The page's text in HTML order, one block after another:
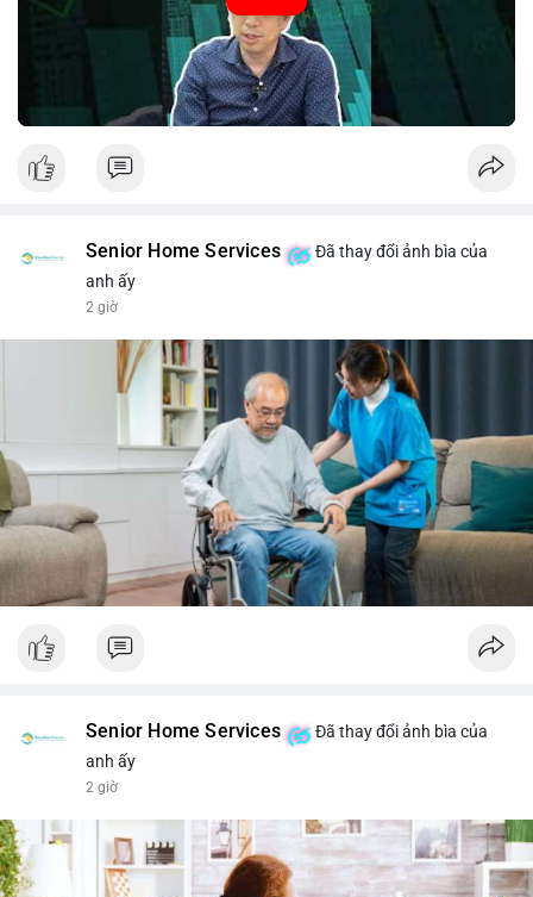
#whalemove #vilanh #btcmempool
Senior Home Services
Đã thay đổi ảnh bìa của
anh ấy
2 giờ
Senior Home Services
Đã thay đổi ảnh bìa của
anh ấy
2 giờ